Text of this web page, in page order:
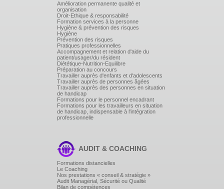
Amélioration permanente qualité et
organisation
Droit-Ethique & responsabilité
Formation services à la personne
Hygiène & prévention des risques
Hygiène
Prévention des risques
Pratiques professionnelles
Accompagnement et relation d'aide du
patient/usager/du résident
Diététique-Nutrition-Equilibre
Préparation au concours
Travailler auprès d'enfants et d'adolescents
Travailler auprès de personnes âgées
Travailler auprès des personnes en situation
de handicap
Formations pour le personnel encadrant
Formations pour les travailleurs en situation
de handicap, indispensable à l'intégration
professionnelle
AUDIT & COACHING
Formations distancielles
Le Coaching
Nos prestations « conseil & stratégie »
Audit Managérial, Sécurité ou Qualité
Bilan de compétences